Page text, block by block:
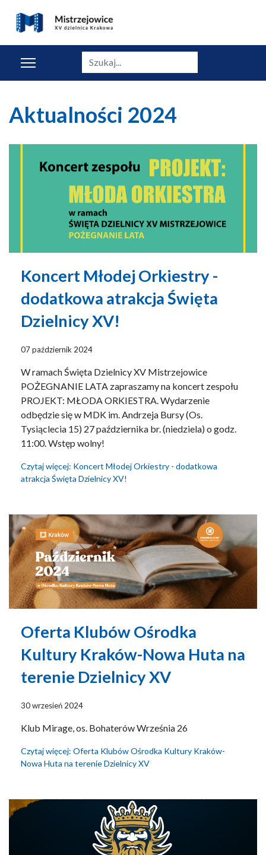
Szukaj
Aktualności 2024
Koncert Młodej Orkiestry -
dodatkowa atrakcja Święta
Dzielnicy XV!
07 październik 2024
W ramach Święta Dzielnicy XV Mistrzejowice
POŻEGNANIE LATA zapraszamy na koncert zespołu
PROJEKT: MŁODA ORKIESTRA. Wydarzenie
odbędzie się w MDK im. Andrzeja Bursy (Os.
Tysiąclecia 15) 27 października br. (niedziela) o godz.
11:00. Wstęp wolny!
Czytaj więcej: Koncert Młodej Orkiestry - dodatkowa
atrakcja Święta Dzielnicy XV!
Oferta Klubów Ośrodka
Kultury Kraków-Nowa Huta na
terenie Dzielnicy XV
30 wrzesień 2024
Klub Mirage, os. Bohaterów Września 26
Czytaj więcej: Oferta Klubów Ośrodka Kultury Kraków-
Nowa Huta na terenie Dzielnicy XV